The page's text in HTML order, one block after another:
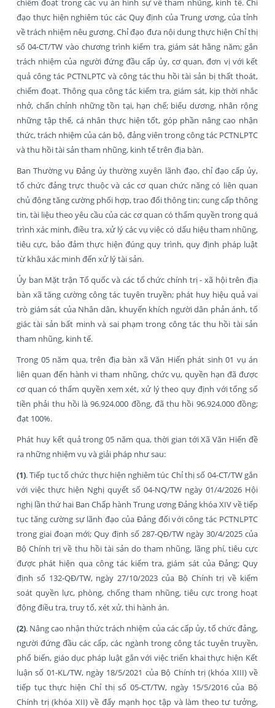
đạo thực hiện nghiêm túc các Quy định của Trung ương, của tỉnh
về trách nhiệm nêu gương. Chỉ đạo đưa nội dung thực hiện Chỉ thị
số 04-CT/TW vào chương trình kiểm tra, giám sát hằng năm; gắn
trách nhiệm của người đứng đầu cấp ủy, cơ quan, đơn vị với kết
quả công tác PCTNLPTC và công tác thu hồi tài sản bị thất thoát,
chiếm đoạt. Thông qua công tác kiểm tra, giám sát, kịp thời nhắc
nhở, chấn chỉnh những tồn tại, hạn chế; biểu dương, nhân rộng
những tập thể, cá nhân thực hiện tốt, góp phần nâng cao nhận
thức, trách nhiệm của cán bộ, đảng viên trong công tác PCTNLPTC
và thu hồi tài sản tham nhũng, kinh tế trên địa bàn.
Ban Thường vụ Đảng ủy thường xuyên lãnh đạo, chỉ đạo cấp ủy,
tổ chức đảng trực thuộc và các cơ quan chức năng có liên quan
chủ động tăng cường phối hợp, trao đổi thông tin; cung cấp thông
tin, tài liệu theo yêu cầu của các cơ quan có thẩm quyền trong quá
trình xác minh, điều tra, xử lý các vụ việc có dấu hiệu tham nhũng,
tiêu cực, bảo đảm thực hiện đúng quy trình, quy định pháp luật
từ khâu xác minh đến xử lý tài sản.
Ủy ban Mặt trận Tổ quốc và các tổ chức chính trị - xã hội trên địa
bàn xã tăng cường công tác tuyên truyền; phát huy hiệu quả vai
trò giám sát của Nhân dân, khuyến khích người dân phản ánh, tố
giác tài sản bất minh và sai phạm trong công tác thu hồi tài sản
tham nhũng, kinh tế.
Trong 05 năm qua, trên địa bàn xã Văn Hiến phát sinh 01 vụ án
liên quan đến hành vi tham nhũng, chức vụ, quyền hạn đã được
cơ quan có thẩm quyền xem xét, xử lý theo quy định với tổng số
tiền phải thu hồi là 96.924.000 đồng, đã thu hồi 96.924.000 đồng;
đạt 100%.
Phát huy kết quả trong 05 năm qua, thời gian tới Xã Văn Hiến đề
ra những nhiệm vụ và giải pháp như sau:
(1). Tiếp tục tổ chức thực hiện nghiêm túc Chỉ thị số 04-CT/TW gắn
với việc thực hiện Nghị quyết số 04-NQ/TW ngày 01/4/2026 Hội
nghị lần thứ hai Ban Chấp hành Trung ương Đảng khóa XIV về tiếp
tục tăng cường sự lãnh đạo của Đảng đối với công tác PCTNLPTC
trong giai đoạn mới; Quy định số 287-QĐ/TW ngày 30/4/2025 của
Bộ Chính trị về thu hồi tài sản do tham nhũng, lãng phí, tiêu cực
được phát hiện qua công tác kiểm tra, giám sát của Đảng; Quy
định số 132-QĐ/TW, ngày 27/10/2023 của Bộ Chính trị về kiểm
soát quyền lực, phòng, chống tham nhũng, tiêu cực trong hoạt
động điều tra, truy tố, xét xử, thi hành án.
(2). Nâng cao nhận thức trách nhiệm của các cấp ủy, tổ chức đảng,
người đứng đầu các cấp, các ngành trong công tác tuyên truyền,
phổ biến, giáo dục pháp luật gắn với việc triển khai thực hiện Kết
luận số 01-KL/TW, ngày 18/5/2021 của Bộ Chính trị (khóa XIII) về
tiếp tục thực hiện Chỉ thị số 05-CT/TW, ngày 15/5/2016 của Bộ
Chính trị (khóa XII) về đẩy mạnh học tập và làm theo tư tưởng,